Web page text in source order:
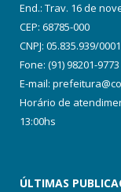
End.: Trav. 16 de
CEP: 68785-000
CNPJ: 05.835.939/
Fone: (91) 98201-9773
E-mail:
Horário de
13:00hs
ÚLTIMAS